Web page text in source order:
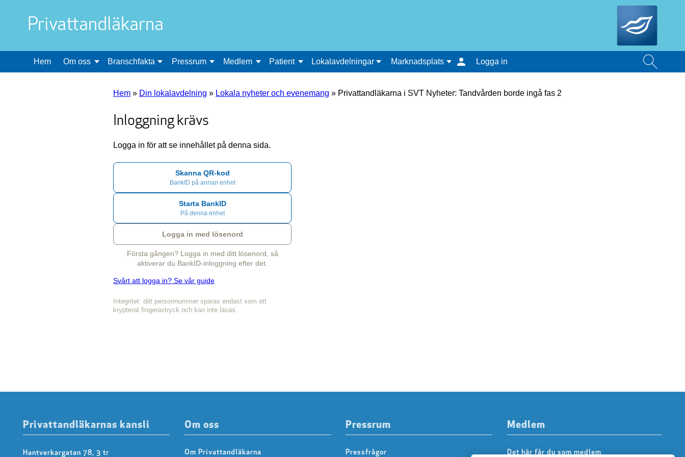
Privattandläkarna
Hem Om oss Branschfakta Pressrum Medlem Patient Lokalavdelningar Marknadsplats Logga in
Hem » Din lokalavdelning » Lokala nyheter och evenemang » Privattandläkarna i SVT Nyheter: Tandvården borde ingå fas 2
Inloggning krävs
Logga in för att se innehållet på denna sida.
Skanna QR-kod
BankID på annan enhet
Starta BankID
På denna enhet
Logga in med lösenord
Första gången? Logga in med ditt lösenord, så
aktiverar du BankID-inloggning efter det.
Svårt att logga in? Se vår guide
Integritet: ditt personnummer sparas endast som ett
krypterat fingeravtryck och kan inte läsas.
Privattandläkarnas kansli
Hantverkargatan 78, 3 tr
Om oss
Om Privattandläkarna
Pressrum
Pressfrågor
Medlem
Det här får du som medlem